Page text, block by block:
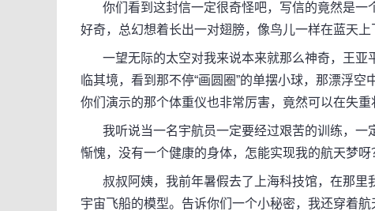
你们看到这封信一定很奇怪吧，写信的竟然是一
好奇，总幻想着长出一对翅膀，像鸟儿一样在蓝天
一望无际的太空对我来说本来就那么神奇，王亚
临其境，看到那不停“画圆圈”的单摆小球，那漂浮
你们演示的那个体重仪也非常厉害，竟然可以在失
我听说当一名宇航员一定要经过艰苦的训练，一
惭愧，没有一个健康的身体，怎能实现我的航天梦呀
叔叔阿姨，我前年暑假去了上海科技馆，在那里
宇宙飞船的模型。告诉你们一个小秘密，我还穿着